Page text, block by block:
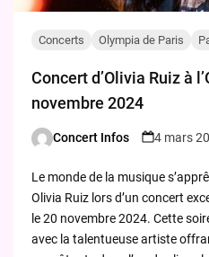
Concerts Olympia de Paris
Concert d’Olivia Ruiz à
novembre 2024
Posted
Concert Infos 4 mars
Le monde de la musique
Olivia Ruiz lors d’un concert
le 20 novembre 2024. Cette
avec la talentueuse artiste